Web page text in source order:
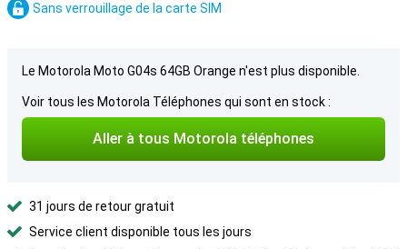
Sans verrouillage de la carte SIM
Le Motorola Moto G04s 64GB Orange n'est plus disponible.
Voir tous les Motorola Téléphones qui sont en stock :
Aller à tous Motorola téléphones
31 jours de retour gratuit
Service client disponible tous les jours